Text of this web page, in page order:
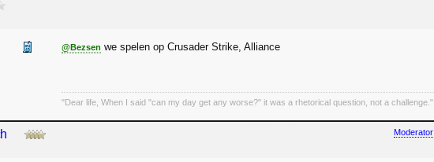
@Bezsen we spelen op Crusader Strike, Alliance
"Dear life, When I said "can my day get any worse?" it was a rhetorical question, not a challenge."
Moderator